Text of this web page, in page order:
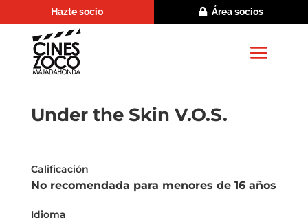
Hazte socio Área socios
Under the Skin V.O.S.
Calificación
No recomendada para menores de 16 años
Idioma